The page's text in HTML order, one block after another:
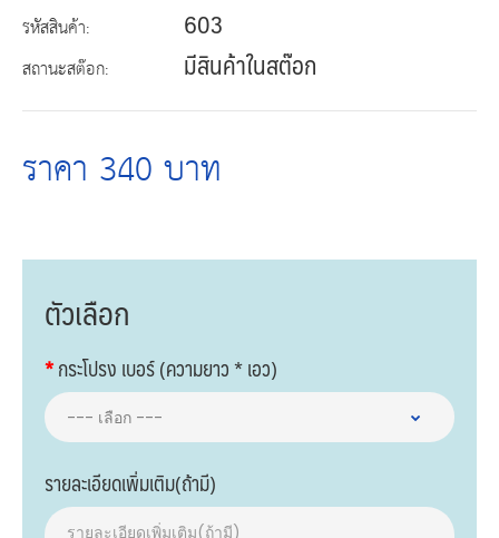
รหัสสินค้า: 603
สถานะสต๊อก: มีสินค้าในสต๊อก
ราคา 340 บาท
ตัวเลือก
กระโปรง เบอร์ (ความยาว * เอว)
รายละเอียดเพิ่มเติม(ถ้ามี)